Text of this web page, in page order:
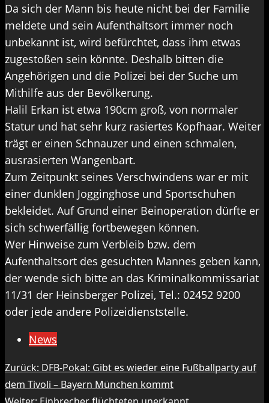
Da sich der Mann bis heute nicht bei der Familie
meldete und sein Aufenthaltsort immer noch
unbekannt ist, wird befürchtet, dass ihm etwas
zugestoßen sein könnte. Deshalb bitten die
Angehörigen und die Polizei bei der Suche um
Mithilfe aus der Bevölkerung.
Halil Erkan ist etwa 190cm groß, von normaler
Statur und hat sehr kurz rasiertes Kopfhaar. Weiter
trägt er einen Schnauzer und einen schmalen,
ausrasierten Wangenbart.
Zum Zeitpunkt seines Verschwindens war er mit
einer dunklen Jogginghose und Sportschuhen
bekleidet. Auf Grund einer Beinoperation dürfte er
sich schwerfällig fortbewegen können.
Wer Hinweise zum Verbleib bzw. dem
Aufenthaltsort des gesuchten Mannes geben kann,
der wende sich bitte an das Kriminalkommissariat
11/31 der Heinsberger Polizei, Tel.: 02452 9200
oder jede andere Polizeidienststelle.
News
Beitragsnavigation
Zurück: DFB-Pokal: Gibt es wieder eine Fußballparty auf
dem Tivoli – Bayern München kommt